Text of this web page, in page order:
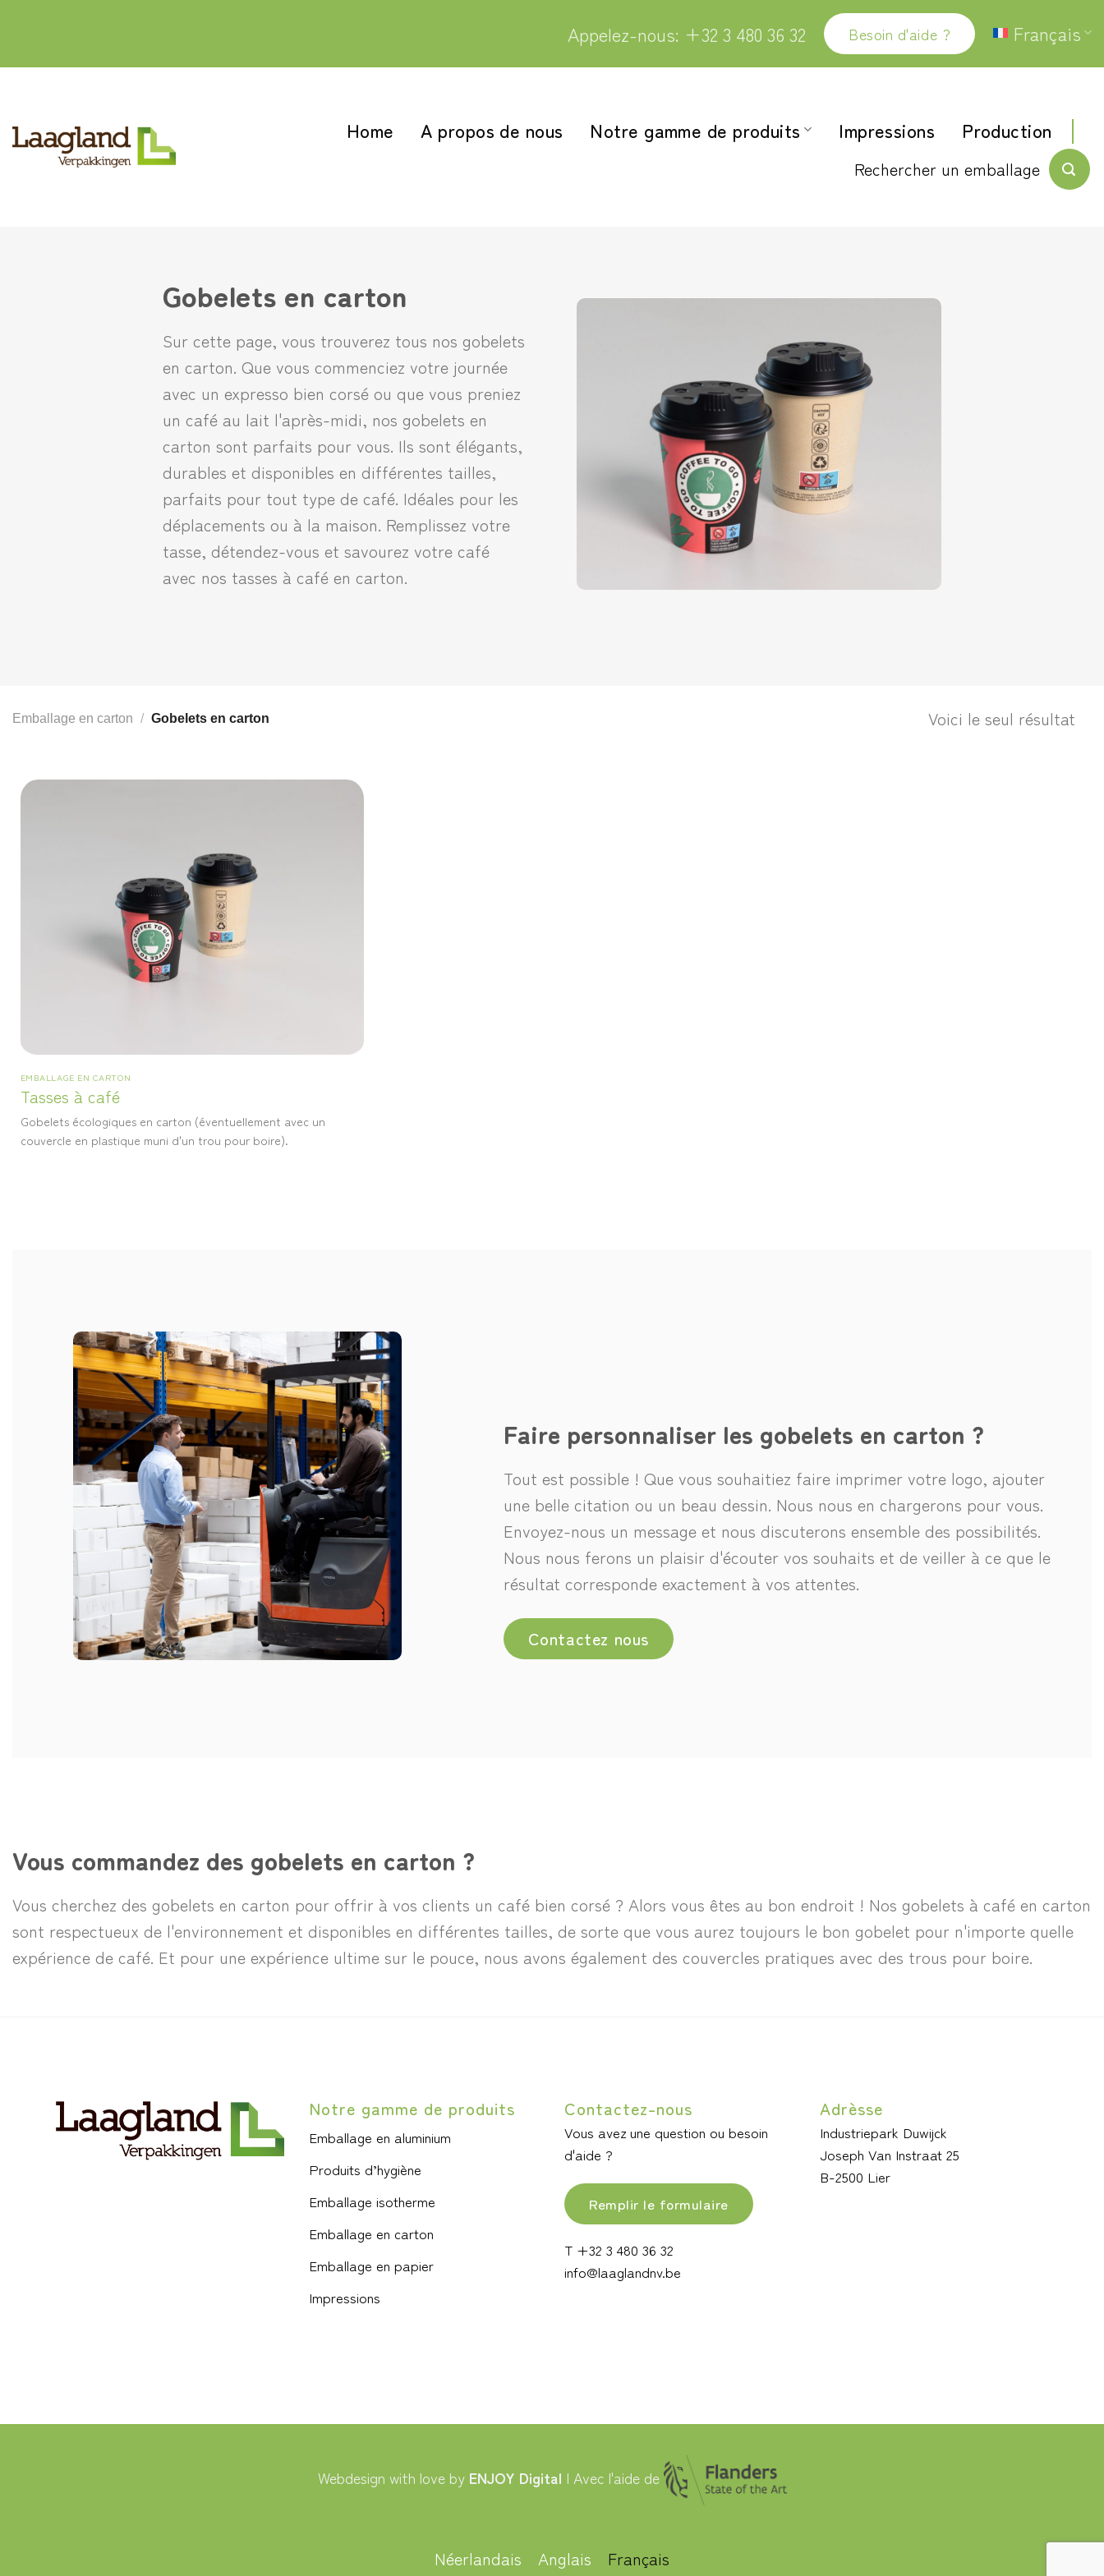
Appelez-nous: +32 3 480 36 32 Besoin d'aide ? Français
Home A propos de nous Notre gamme de produits Impressions Production
Rechercher un emballage
Gobelets en carton
Sur cette page, vous trouverez tous nos gobelets
en carton. Que vous commenciez votre journée
avec un expresso bien corsé ou que vous preniez
un café au lait l'après-midi, nos gobelets en
carton sont parfaits pour vous. Ils sont élégants,
durables et disponibles en différentes tailles,
parfaits pour tout type de café. Idéales pour les
déplacements ou à la maison. Remplissez votre
tasse, détendez-vous et savourez votre café
avec nos tasses à café en carton.
Emballage en carton / Gobelets en carton Voici le seul résultat
EMBALLAGE EN CARTON
Tasses à café
Gobelets écologiques en carton (éventuellement avec un
couvercle en plastique muni d'un trou pour boire).
Faire personnaliser les gobelets en carton ?
Tout est possible ! Que vous souhaitiez faire imprimer votre logo, ajouter
une belle citation ou un beau dessin. Nous nous en chargerons pour vous.
Envoyez-nous un message et nous discuterons ensemble des possibilités.
Nous nous ferons un plaisir d'écouter vos souhaits et de veiller à ce que le
résultat corresponde exactement à vos attentes.
Contactez nous
Vous commandez des gobelets en carton ?
Vous cherchez des gobelets en carton pour offrir à vos clients un café bien corsé ? Alors vous êtes au bon endroit ! Nos gobelets à café en carton
sont respectueux de l'environnement et disponibles en différentes tailles, de sorte que vous aurez toujours le bon gobelet pour n'importe quelle
expérience de café. Et pour une expérience ultime sur le pouce, nous avons également des couvercles pratiques avec des trous pour boire.
Notre gamme de produits
Emballage en aluminium
Produits d’hygiène
Emballage isotherme
Emballage en carton
Emballage en papier
Impressions
Contactez-nous
Vous avez une question ou besoin
d'aide ?
Remplir le formulaire
T +32 3 480 36 32
info@laaglandnv.be
Adrèsse
Industriepark Duwijck
Joseph Van Instraat 25
B-2500 Lier
Webdesign with love by ENJOY Digital | Avec l'aide de
Néerlandais Anglais Français